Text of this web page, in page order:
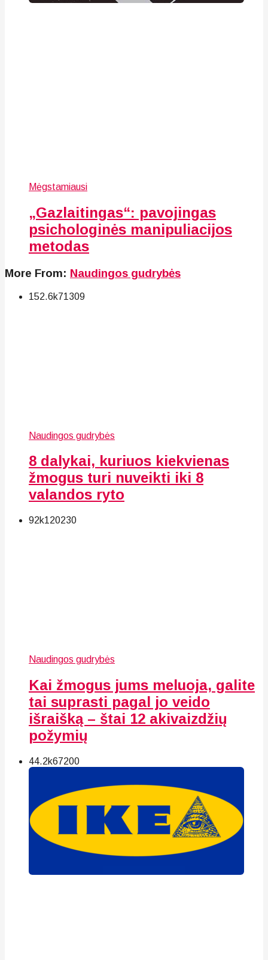
Mėgstamiausi
„Gazlaitingas“: pavojingas
psichologinės manipuliacijos
metodas
More From: Naudingos gudrybės
152.6k71 309
Naudingos gudrybės
8 dalykai, kuriuos kiekvienas
žmogus turi nuveikti iki 8
valandos ryto
92k120230
Naudingos gudrybės
Kai žmogus jums meluoja, galite
tai suprasti pagal jo veido
išraišką – štai 12 akivaizdžių
požymių
44.2k67200